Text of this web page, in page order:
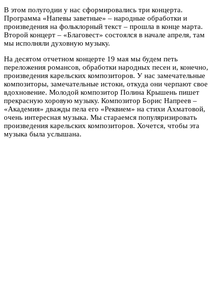
В этом полугодии у нас сформировались три концерта.
Программа «Напевы заветные» – народные обработки и
произведения на фольклорный текст – прошла в конце марта.
Второй концерт – «Благовест» состоялся в начале апреля, там
мы исполняли духовную музыку.
На десятом отчетном концерте 19 мая мы будем петь
переложения романсов, обработки народных песен и, конечно,
произведения карельских композиторов. У нас замечательные
композиторы, замечательные истоки, откуда они черпают свое
вдохновение. Молодой композитор Полина Крышень пишет
прекрасную хоровую музыку. Композитор Борис Напреев –
«Академия» дважды пела его «Реквием» на стихи Ахматовой,
очень интересная музыка. Мы стараемся популяризировать
произведения карельских композиторов. Хочется, чтобы эта
музыка была услышана.